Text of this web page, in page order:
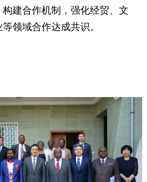
建合作机制，强化经贸、文
领域合作达成共识。